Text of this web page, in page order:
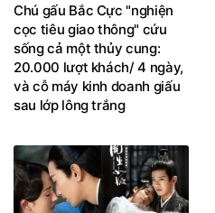
Chú gấu Bắc Cực "nghiện
cọc tiêu giao thông" cứu
sống cả một thủy cung:
20.000 lượt khách/ 4 ngày,
và cỗ máy kinh doanh giấu
sau lớp lông trắng